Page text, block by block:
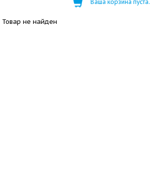
Ваша корзина пуста.
Товар не найден